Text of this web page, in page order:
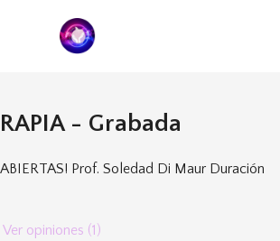
- Grabada
Prof. Soledad Di Maur Duración
Ver opiniones (1)